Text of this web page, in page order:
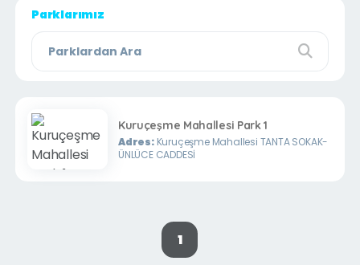
Parklarımız
Kuruçeşme Mahallesi Park 1
Adres:Kuruçeşme Mahallesi TANTA SOKAK-
ÜNLÜCE CADDESİ
1